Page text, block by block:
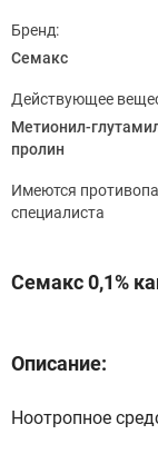
Бренд:
Семакс
Действующее
Метионил-
пролин
Имеются
специалиста
Семакс 0,1%
Описание:
Ноотропное